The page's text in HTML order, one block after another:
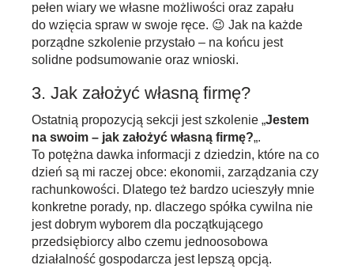
pełen wiary we własne możliwości oraz zapału
do wzięcia spraw w swoje ręce. 😉 Jak na każde
porządne szkolenie przystało – na końcu jest
solidne podsumowanie oraz wnioski.
3. Jak założyć własną firmę?
Ostatnią propozycją sekcji jest szkolenie „Jestem
na swoim – jak założyć własną firmę?„.
To potężna dawka informacji z dziedzin, które na co
dzień są mi raczej obce: ekonomii, zarządzania czy
rachunkowości. Dlatego też bardzo ucieszyły mnie
konkretne porady, np. dlaczego spółka cywilna nie
jest dobrym wyborem dla początkującego
przedsiębiorcy albo czemu jednoosobowa
działalność gospodarcza jest lepszą opcją.